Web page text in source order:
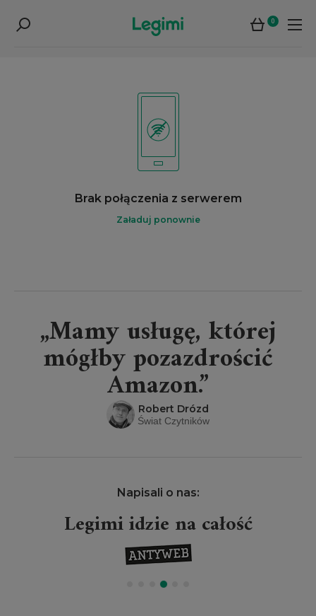
0
Brak połączenia z serwerem
Załaduj ponownie
„Mamy usługę, której
mógłby pozazdrościć
Amazon.”
Robert Drózd
Świat Czytników
Napisali o nas:
Legimi idzie na całość